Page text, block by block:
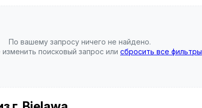
По вашему запросу ничего не найдено.
поисковый запрос или сбросить все фильтры